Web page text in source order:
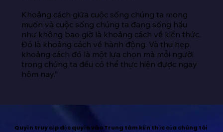
Khoảng cách giữa cuộc sống chúng ta mong
muốn và cuộc sống chúng ta đang sống hầu
như không bao giờ là khoảng cách về kiến thức.
Đó là khoảng cách về hành động. Và thu hẹp
khoảng cách đó là một lựa chọn mà mỗi người
trong chúng ta đều có thể thực hiện được ngay
hôm nay.”
Quyền truy cập độc quyền vào Trung tâm kiến thức của chúng tôi